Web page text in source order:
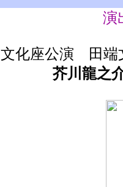
演
文化座公演 田
芥川龍之